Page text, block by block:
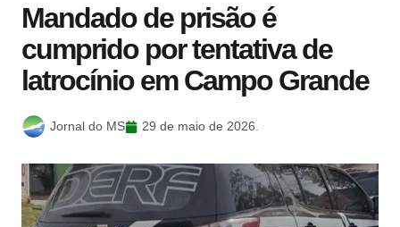
Mandado de prisão é
cumprido por tentativa de
latrocínio em Campo Grande
Jornal do MS 29 de maio de 2026.